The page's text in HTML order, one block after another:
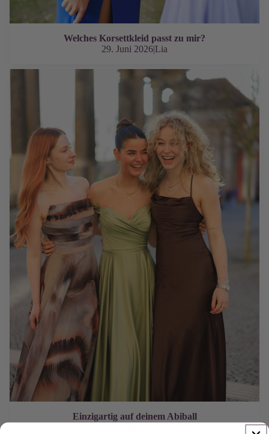
Welches Korsettkleid passt zu mir?
29. Juni 2026|Lia
Einzigartig auf deinem Abiball
Einzigartig auf deinem Abiball